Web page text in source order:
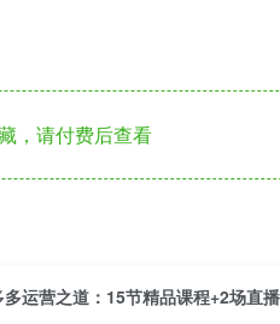
，请付费后查看